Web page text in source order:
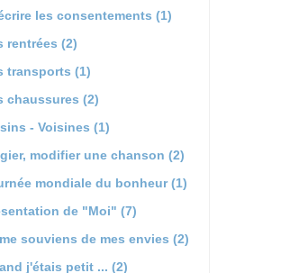
les consentements (1)
rentrées (2)
transports (1)
chaussures (2)
- Voisines (1)
modifier une chanson (2)
mondiale du bonheur (1)
de "Moi" (7)
souviens de mes envies (2)
j'étais petit ... (2)